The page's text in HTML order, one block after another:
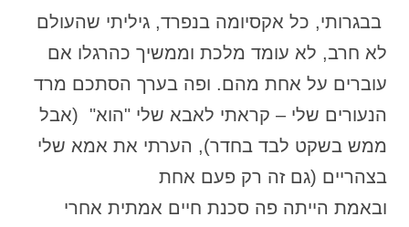
בבגרותי, כל אקסיומה בנפרד, גיליתי שהעולם
לא חרב, לא עומד מלכת וממשיך כהרגלו אם
עוברים על אחת מהם. ופה בערך הסתכם מרד
הנעורים שלי – קראתי לאבא שלי "הוא" (אבל
ממש בשקט לבד בחדר), הערתי את אמא שלי
בצהריים (גם זה רק פעם אחת
ובאמת הייתה פה סכנת חיים אמתית אחרי